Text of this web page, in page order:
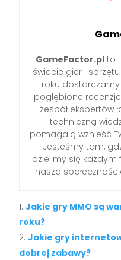
GameFactor.pl to
świecie gier i
roku
pogłębione
zespół ekspertów
techniczną
pomagają wznieść
Jesteśmy tam,
dzielimy się
naszą
Jakie gry MMO są
roku?
Jakie gry
dobrej zabawy?